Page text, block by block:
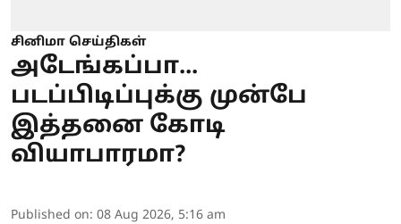
சினிமா செய்திகள்
அடேங்கப்பா...
படப்பிடிப்புக்கு முன்பே
இத்தனை கோடி
வியாபாரமா?
Published on: 08 Aug 2026, 5:16 am